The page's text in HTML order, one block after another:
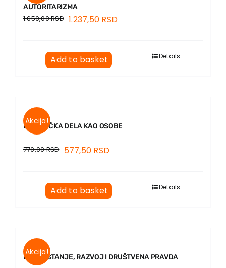
AUTORITARIZMA
1.650,00RSD 1.237,50 RSD
Add to basket Details
Akcija!
UMETNIČKA DELA KAO OSOBE
770,00RSD 577,50 RSD
Add to basket Details
Akcija!
BLAGOSTANJE, RAZVOJ I DRUŠTVENA PRAVDA